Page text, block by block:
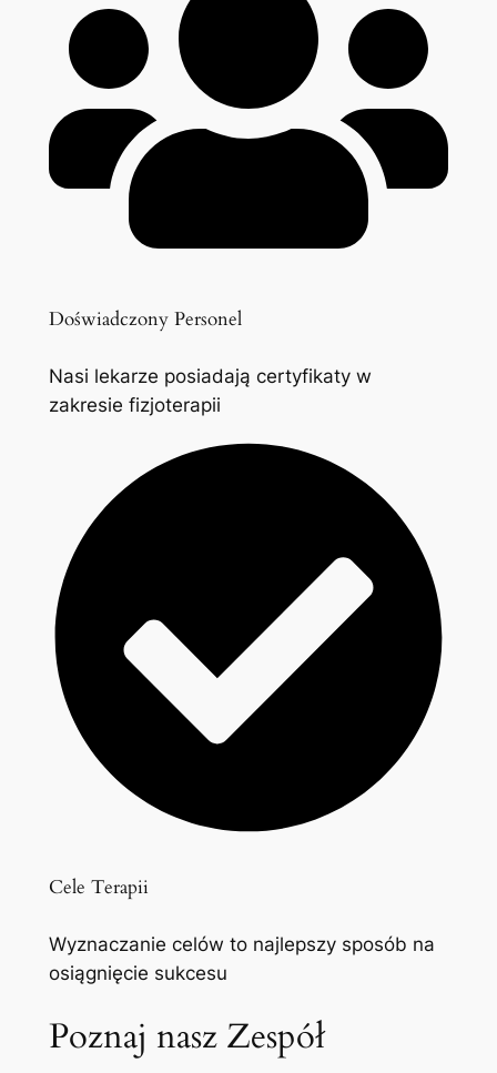
Doświadczony Personel
Nasi lekarze posiadają certyfikaty w
zakresie fizjoterapii
Cele Terapii
Wyznaczanie celów to najlepszy sposób na
osiągnięcie sukcesu
Poznaj nasz Zespół